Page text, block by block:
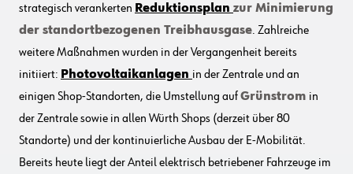
strategisch verankerten Reduktionsplan zur Minimierung
der standortbezogenen Treibhausgase. Zahlreiche
weitere Maßnahmen wurden in der Vergangenheit bereits
initiiert: Photovoltaikanlagen in der Zentrale und an
einigen Shop-Standorten, die Umstellung aufGrünstrom in
der Zentrale sowie in allen Würth Shops (derzeit über 80
Standorte) und der kontinuierliche Ausbau der E-Mobilität.
Bereits heute liegt der Anteil elektrisch betriebener Fahrzeuge im